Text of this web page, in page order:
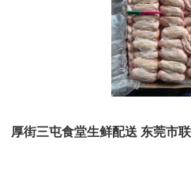
厚街三屯食堂生鲜配送 东莞市